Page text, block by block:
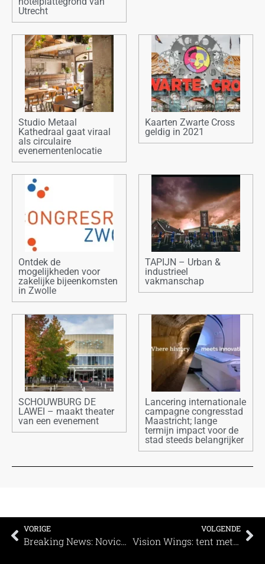
Utrecht
Studio Metaal
Kathedraal gaat viraal
als circulaire
evenementenlocatie
Kaarten Zwarte Cross
geldig in 2021
Ontdek de
mogelijkheden voor
zakelijke bijeenkomsten
in Zwolle
TAPIJN – Urban &
industrieel
vakmanschap
SCHOUWBURG DE
LAWEI – maakt theater
van een evenement
Lancering internationale
campagne congresstad
Maastricht; lange
termijn impact voor de
stad steeds belangrijker
VORIGE
Breaking News: Novick, de 1,5 meter oplossing voor evenementen.
VOLGENDE
Vision Wings: tent met ultieme vrijheid